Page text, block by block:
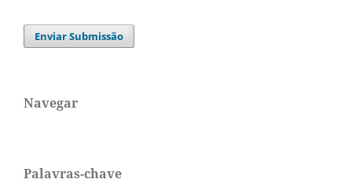
Enviar Submissão
Navegar
Palavras-chave